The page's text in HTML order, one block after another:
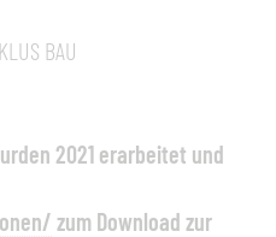
BAU
2021 erarbeitet und
zum Download zur